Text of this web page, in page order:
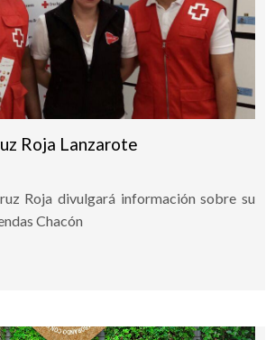
Roja Lanzarote
Roja divulgará información sobre su
Chacón